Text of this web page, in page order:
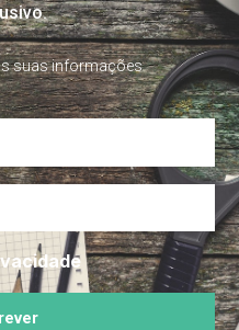
suas informações